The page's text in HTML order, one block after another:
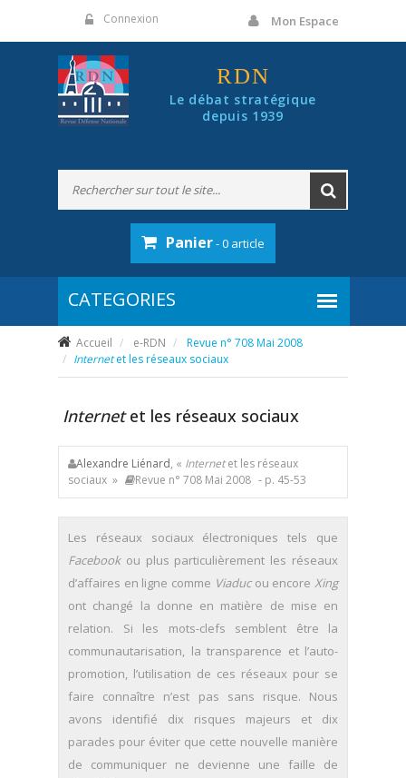
Connexion Mon Espace
RDN
Le débat stratégique
depuis 1939
Panier- 0 article
Accueil e-RDN
Revue n° 708 Mai 2008
Internetet les réseaux sociaux
Internetet les réseaux sociaux
Alexandre Liénard, « Internetet les réseaux
sociaux »
Revue n° 708 Mai 2008 - p. 45-53
Les réseaux sociaux électroniques tels que
Facebook ou plus particulièrement les réseaux
d’affaires en ligne comme Viaduc ou encoreXing
ont changé la donne en matière de mise en
relation. Si les mots-clefs semblent être la
communautarisation, la transparence et l’auto-
promotion, l’utilisation de ces réseaux pour se
faire connaître n’est pas sans risque. Nous
avons identifié dix risques majeurs et dix
parades pour éviter que cette nouvelle manière
de communiquer ne devienne une faille de